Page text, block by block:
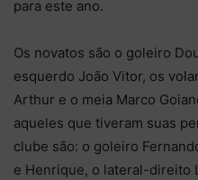
para este ano.
Os novatos são o goleiro
esquerdo João Vitor, os
Arthur e o meia Marco
aqueles que tiveram suas
clube são: o goleiro
e Henrique, o lateral-direito